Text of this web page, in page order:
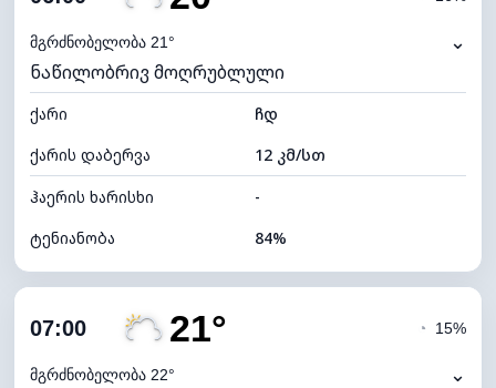
ნამის წერტილი
ხილვადობა
10 კმ
განათების ინდექსი 0 (ბნელი)
ღრუბლის სიმაღლე 7920 მ
მგრძნობელობა 21° ⌄
ნაწილობრივ მოღრუბლული
ქარი
ჩდ
ქარის დაბერვა
12 კმ/სთ
ჰაერის ხარისხი
-
ტენიანობა
84%
ღრუბლიანობა
ნამის წერტილი
07:00 21°
მგრძნობელობა 22°
◔ 15%
⌄